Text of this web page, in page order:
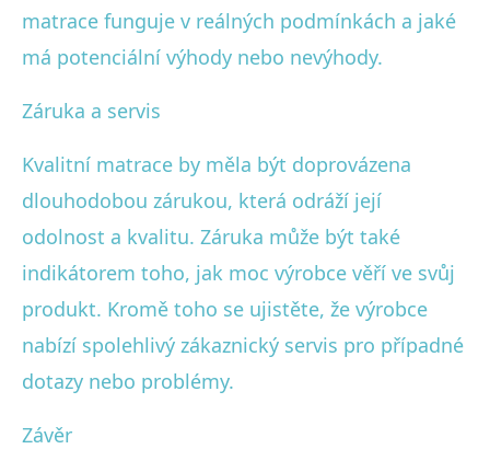
matrace funguje v reálných podmínkách a jaké
má potenciální výhody nebo nevýhody.
Záruka a servis
Kvalitní matrace by měla být doprovázena
dlouhodobou zárukou, která odráží její
odolnost a kvalitu. Záruka může být také
indikátorem toho, jak moc výrobce věří ve svůj
produkt. Kromě toho se ujistěte, že výrobce
nabízí spolehlivý zákaznický servis pro případné
dotazy nebo problémy.
Závěr